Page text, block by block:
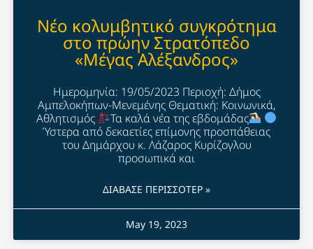
Νέο κολυμβητικό συγκρότημα
στο πρώην Στρατόπεδο
«Μέγας Αλέξανδρος»
Ημερομηνία: 19/05/2023 Περιοχή: Δήμος
Αμπελοκήπων-Μενεμένης Θεματική: Κοινωνικά,
Αθλητισμός
Τα καλά νέα της εβδομάδας
Ύστερα από δεκαετίες επίμονης προσπάθειας
του Δημάρχου κ. Λάζαρος Κυρίζογλου
προσωπικά και
ΔΙΑΒΑΣΕ ΠΕΡΙΣΣΟΤΕΡ »
May 19, 2023